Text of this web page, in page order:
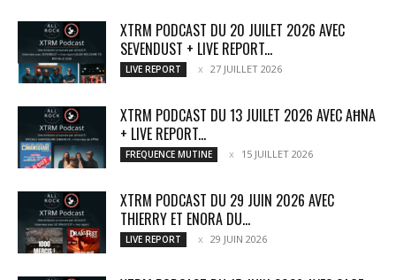
XTRM PODCAST DU 20 JUILET 2026 AVEC
SEVENDUST + LIVE REPORT...
LIVE REPORT 27 JUILLET 2026
XTRM PODCAST DU 13 JUILET 2026 AVEC AĦNA
+ LIVE REPORT...
FREQUENCE MUTINE 15 JUILLET 2026
XTRM PODCAST DU 29 JUIN 2026 AVEC
THIERRY ET ENORA DU...
LIVE REPORT 29 JUIN 2026